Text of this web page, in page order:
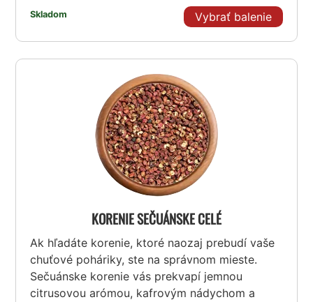
Skladom Vybrať balenie
KORENIE SEČUÁNSKE CELÉ
Ak hľadáte korenie, ktoré naozaj prebudí vaše
chuťové poháriky, ste na správnom mieste.
Sečuánske korenie vás prekvapí jemnou
citrusovou arómou, kafrovým nádychom a